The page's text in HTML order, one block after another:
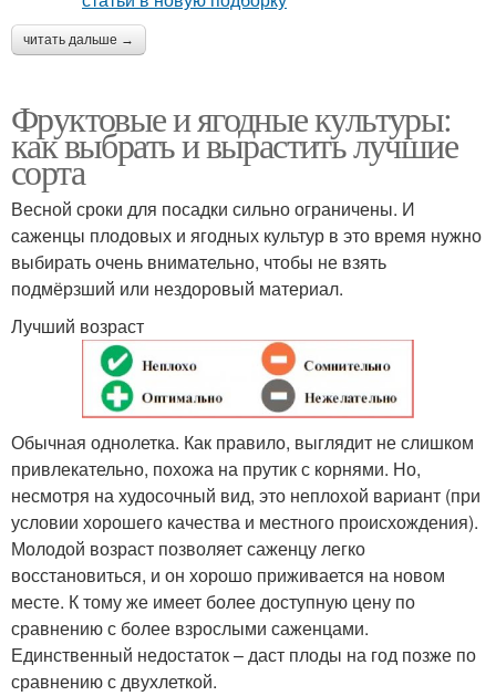
читать дальше →
Фруктовые и ягодные культуры:
как выбрать и вырастить лучшие
сорта
Весной сроки для посадки сильно ограничены. И
саженцы плодовых и ягодных культур в это время нужно
выбирать очень внимательно, чтобы не взять
подмёрзший или нездоровый материал.
Лучший возраст
Обычная однолетка. Как правило, выглядит не слишком
привлекательно, похожа на прутик с корнями. Но,
несмотря на худосочный вид, это неплохой вариант (при
условии хорошего качества и местного происхождения).
Молодой возраст позволяет саженцу легко
восстановиться, и он хорошо приживается на новом
месте. К тому же имеет более доступную цену по
сравнению с более взрослыми саженцами.
Единственный недостаток – даст плоды на год позже по
сравнению с двухлеткой.